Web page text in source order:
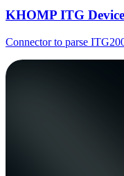
KHOMP ITG
Connector to parse